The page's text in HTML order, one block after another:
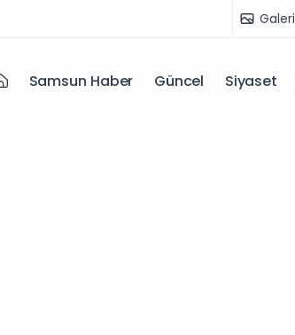
Galeri
Samsun Haber Güncel Siyaset